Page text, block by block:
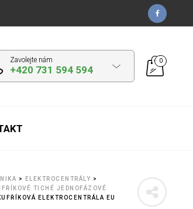
Zavolejte nám
+420 731 594 594
0
> ELEKTROCENTRÁLY >
TICHÉ JEDNOFÁZOVÉ
ELEKTROCENTRÁLA EU